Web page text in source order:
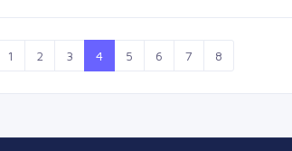
1 2 3 4 5 6 7 8